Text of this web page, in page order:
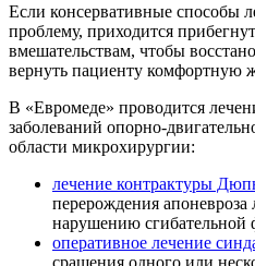
Если консервативные способы
проблему, приходится
вмешательствам, чтобы
вернуть пациенту комфортную
В «Евромеде» проводится
заболеваний опорно-
области микрохирургии:
лечение контрактуры
перерождения
нарушению сгибательной
оперативное лечение
сращения одного или